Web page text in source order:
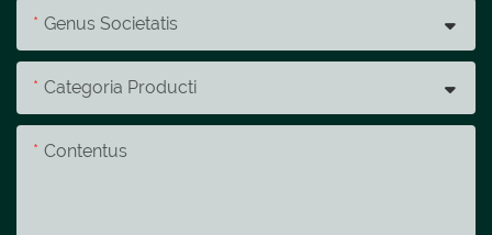
Genus Societatis
Categoria Producti
Contentus